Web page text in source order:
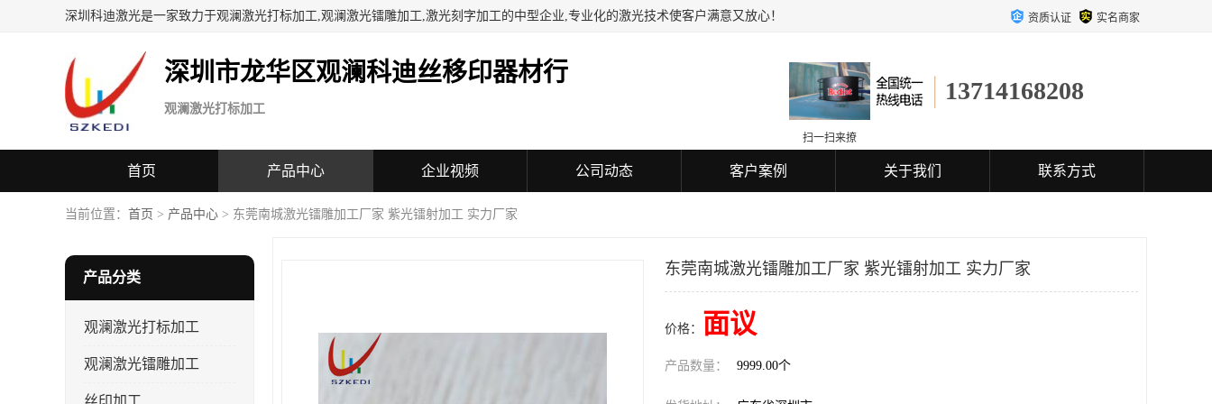
深圳科迪激光是一家致力于观澜激光打标加工,观澜激光镭雕加工,激光刻字加工的中型企业,专业化的激光技术使客户满意又放心！ 资质认证 实名商家
深圳市龙华区观澜科迪丝移印器材行
观澜激光打标加工
13714168208
扫一扫来撩
首页 产品中心 企业视频 公司动态 客户案例 关于我们 联系方式
当前位置： 首页 > 产品中心 > 东莞南城激光镭雕加工厂家 紫光镭射加工 实力厂家
产品分类
观澜激光打标加工
观澜激光镭雕加工
丝印加工
东莞南城激光镭雕加工厂家 紫光镭射加工 实力厂家
价格： 面议
产品数量： 9999.00个